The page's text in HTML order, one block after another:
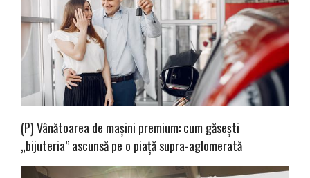
(P) Vânătoarea de mașini premium: cum găsești
„bijuteria” ascunsă pe o piață supra-aglomerată